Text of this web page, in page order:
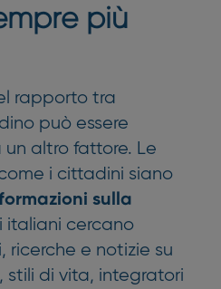
più
rapporto tra
può essere
altro fattore. Le
i cittadini siano
sulla
italiani cercano
ricerche e notizie su
stili di vita, integratori